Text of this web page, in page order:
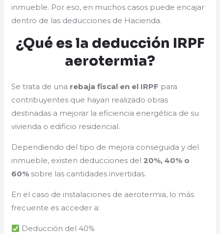
inmueble. Por eso, en muchos casos puede encajar
dentro de las deducciones de Hacienda.
¿Qué es la deducción IRPF
aerotermia?
Se trata de una rebaja fiscal en el IRPF para
contribuyentes que hayan realizado obras
destinadas a mejorar la eficiencia energética de su
vivienda o edificio residencial.
Dependiendo del tipo de mejora conseguida y del
inmueble, existen deducciones del20%, 40% o
60% sobre las cantidades invertidas.
En el caso de instalaciones de aerotermia, lo más
frecuente es acceder a:
Deducción del 40%